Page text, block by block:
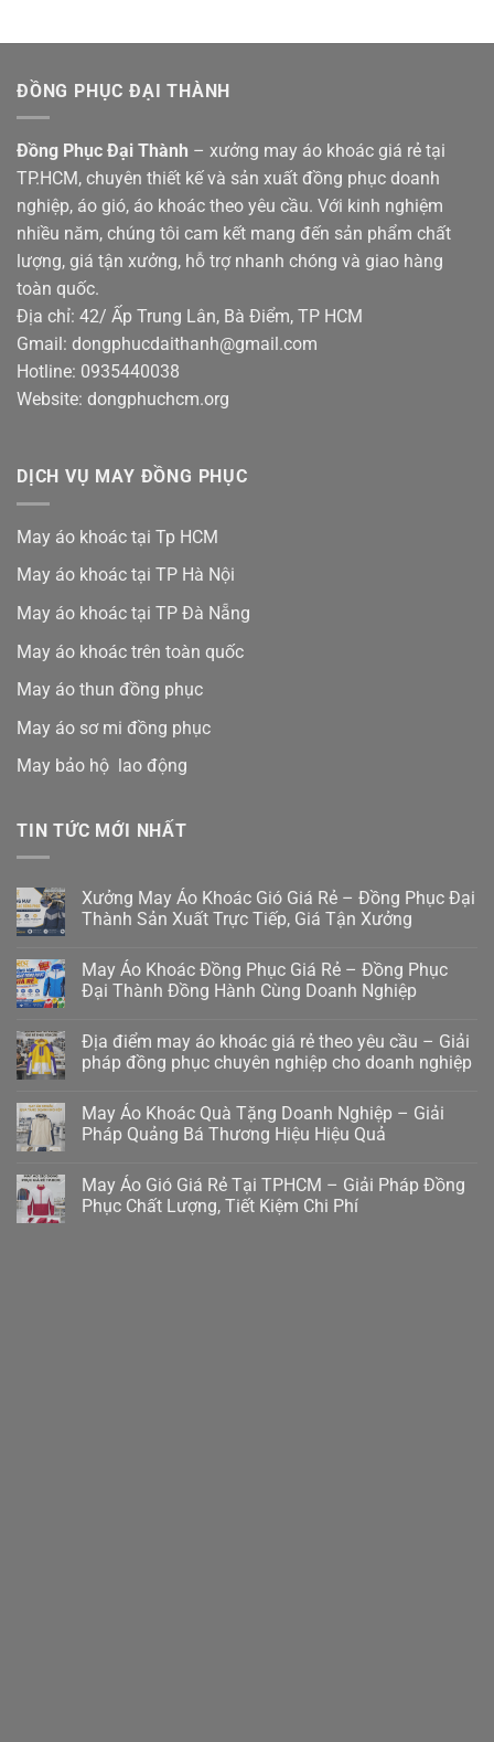
ĐỒNG PHỤC ĐẠI THÀNH
Đồng Phục Đại Thành – xưởng may áo khoác giá rẻ tại
TP.HCM, chuyên thiết kế và sản xuất đồng phục doanh
nghiệp, áo gió, áo khoác theo yêu cầu. Với kinh nghiệm
nhiều năm, chúng tôi cam kết mang đến sản phẩm chất
lượng, giá tận xưởng, hỗ trợ nhanh chóng và giao hàng
toàn quốc.
Địa chỉ: 42/ Ấp Trung Lân, Bà Điểm, TP HCM
Gmail: dongphucdaithanh@gmail.com
Hotline: 0935440038
Website: dongphuchcm.org
DỊCH VỤ MAY ĐỒNG PHỤC
May áo khoác tại Tp HCM
May áo khoác tại TP Hà Nội
May áo khoác tại TP Đà Nẵng
May áo khoác trên toàn quốc
May áo thun đồng phục
May áo sơ mi đồng phục
May bảo hộ lao động
TIN TỨC MỚI NHẤT
Xưởng May Áo Khoác Gió Giá Rẻ – Đồng Phục Đại
Thành Sản Xuất Trực Tiếp, Giá Tận Xưởng
May Áo Khoác Đồng Phục Giá Rẻ – Đồng Phục
Đại Thành Đồng Hành Cùng Doanh Nghiệp
Địa điểm may áo khoác giá rẻ theo yêu cầu – Giải
pháp đồng phục chuyên nghiệp cho doanh nghiệp
May Áo Khoác Quà Tặng Doanh Nghiệp – Giải
Pháp Quảng Bá Thương Hiệu Hiệu Quả
May Áo Gió Giá Rẻ Tại TPHCM – Giải Pháp Đồng
Phục Chất Lượng, Tiết Kiệm Chi Phí